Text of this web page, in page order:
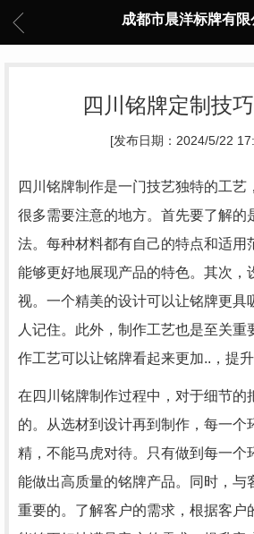
成都市晨洋标牌有限
四川铭牌定制技
[发布日期：2024/5/22
四川铭牌制作是一门技艺独特的工艺
很多需要注意的地方。首先要了解的
法。每种材料都有自己的特点和适用
能够更好地展现产品的特色。其次，
视。一个精美的设计可以让铭牌更具
人记住。此外，制作工艺也是至关重
作工艺可以让铭牌看起来更加..，提升
在四川铭牌制作过程中，对于细节的
的。从选材到设计再到制作，每一个
精，不能马虎对待。只有做到每一个
能做出高质量的铭牌产品。同时，与
重要的。了解客户的需求，根据客户